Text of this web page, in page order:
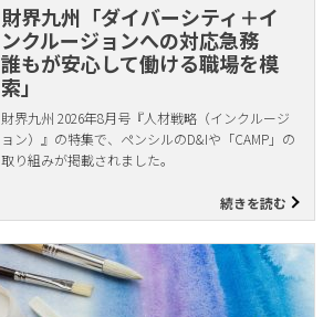
財界九州「ダイバーシティ＋イ
ンクルージョンへの対応急務
誰もが安心して働ける職場を模
索」
財界九州 2026年8月号『人材戦略（インクルージ
ョン）』の特集で、ペンシルのD&Iや「CAMP」の
取り組みが掲載されました。
続きを読む